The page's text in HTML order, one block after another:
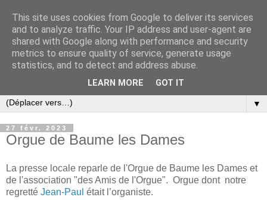
▼
27 févr. 2023
Orgue de Baume les Dames
La presse locale reparle de l'Orgue de Baume les Dames et
de l'association "des Amis de l'Orgue". Orgue dont notre
regretté Jean-Paul était l’organiste.
This site uses cookies from Google to deliver its services
and to analyze traffic. Your IP address and user-agent are
shared with Google along with performance and security
metrics to ensure quality of service, generate usage
statistics, and to detect and address abuse.
LEARN MORE GOT IT